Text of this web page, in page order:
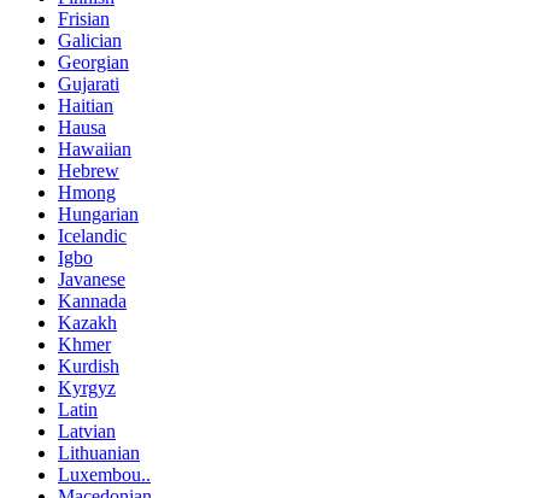
Frisian
Galician
Georgian
Gujarati
Haitian
Hausa
Hawaiian
Hebrew
Hmong
Hungarian
Icelandic
Igbo
Javanese
Kannada
Kazakh
Khmer
Kurdish
Kyrgyz
Latin
Latvian
Lithuanian
Luxembou..